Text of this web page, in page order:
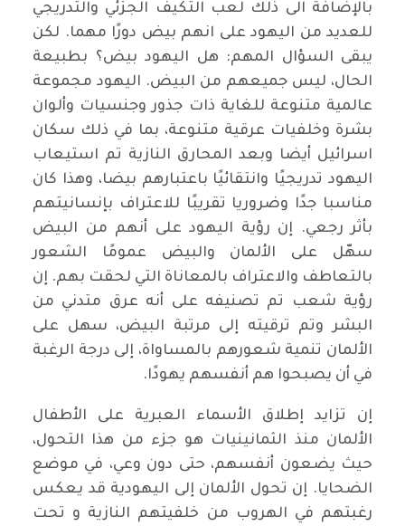
بالإضافة الى ذلك لعب التكيف الجزئي والتدريجي
للعديد من اليهود على انهم بيض دورًا مهما. لكن
يبقى السؤال المهم: هل اليهود بيض؟ بطبيعة
الحال، ليس جميعهم من البيض. اليهود مجموعة
عالمية متنوعة للغاية ذات جذور وجنسيات وألوان
بشرة وخلفيات عرقية متنوعة، بما في ذلك سكان
اسرائيل أيضا وبعد المحارق النازية تم استيعاب
اليهود تدريجيًا وانتقائيًا باعتبارهم بيضا، وهذا كان
مناسبا جدًا وضروريا تقريبًا للاعتراف بإنسانيتهم
بأثر رجعي. إن رؤية اليهود على أنهم من البيض
سهّل على الألمان والبيض عمومًا الشعور
بالتعاطف والاعتراف بالمعاناة التي لحقت بهم. إن
رؤية شعب تم تصنيفه على أنه عرق متدني من
البشر وتم ترقيته إلى مرتبة البيض، سهل على
الألمان تنمية شعورهم بالمساواة، إلى درجة الرغبة
في أن يصبحوا هم أنفسهم يهودًا.
إن تزايد إطلاق الأسماء العبرية على الأطفال
الألمان منذ الثمانينيات هو جزء من هذا التحول،
حيث يضعون أنفسهم، حتى دون وعي، في موضع
الضحايا. إن تحول الألمان إلى اليهودية قد يعكس
رغبتهم في الهروب من خلفيتهم النازية و تحت